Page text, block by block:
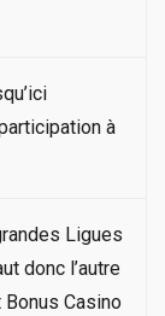
à
Ligues
donc l’autre
Casino